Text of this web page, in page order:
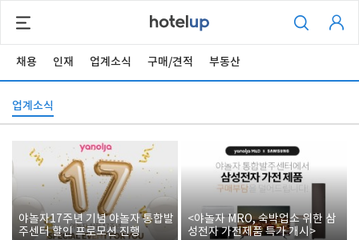
채용 인재 업계소식 구매/견적 부동산
업계소식
야놀자17주년 기념 야놀자 통합발
주센터 할인 프로모션 진행
<야놀자 MRO, 숙박업소 위한 삼
성전자 가전제품 특가 개시>